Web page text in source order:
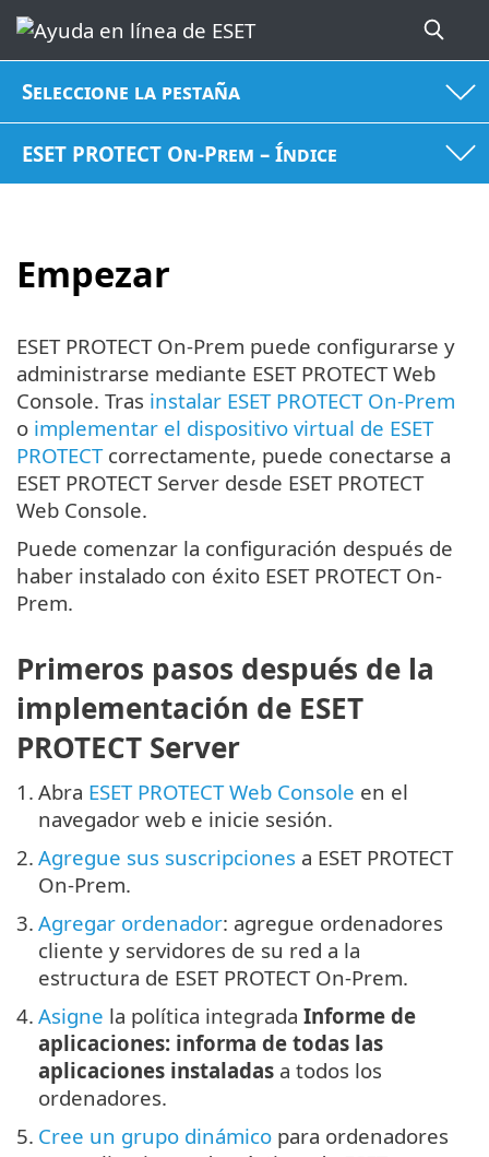
Seleccione la pestaña
ESET PROTECT On-Prem – Índice
Empezar
ESET PROTECT On-Prem puede configurarse y
administrarse mediante ESET PROTECT Web
Console. Tras instalar ESET PROTECT On-Prem
o implementar el dispositivo virtual de ESET
PROTECTcorrectamente, puede conectarse a
ESET PROTECT Server desde ESET PROTECT
Web Console.
Puede comenzar la configuración después de
haber instalado con éxito ESET PROTECT On-
Prem.
Primeros pasos después de la
implementación de ESET
PROTECT Server
1. Abra ESET PROTECT Web Console en el
navegador web e inicie sesión.
2. Agregue sus suscripciones a ESET PROTECT
On-Prem.
3. Agregar ordenador: agregue ordenadores
cliente y servidores de su red a la
estructura de ESET PROTECT On-Prem.
4. Asigne la política integrada Informe de
aplicaciones: informa de todas las
aplicaciones instaladas a todos los
ordenadores.
5. Cree un grupo dinámico para ordenadores